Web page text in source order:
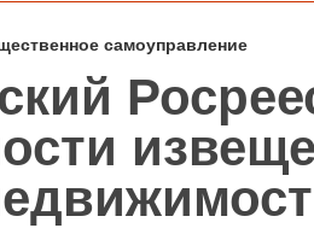
самоуправление